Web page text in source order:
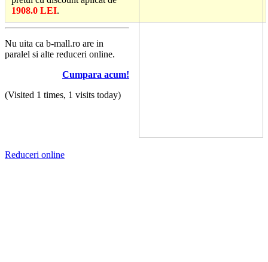
1908.0 LEI.
Nu uita ca b-mall.ro are in
paralel si alte reduceri online.
Cumpara acum!
(Visited 1 times, 1 visits today)
Reduceri online